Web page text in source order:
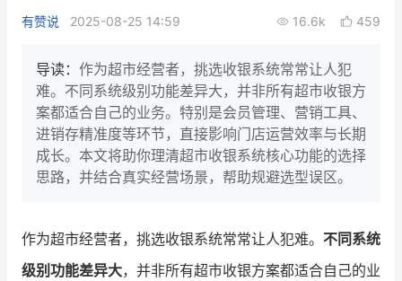
增长产品指南
智库 产品场景库
产品更新动态 帮助中心
品牌消费观
有赞说 2025-08-25 14:59 16.6k 459
导读： 作为超市经营者，挑选收银系统常常让人犯
难。不同系统级别功能差异大，并非所有超市收银方
案都适合自己的业务。特别是会员管理、营销工具、
进销存精准度等环节，直接影响门店运营效率与长期
成长。本文将助你理清超市收银系统核心功能的选择
思路，并结合真实经营场景，帮助规避选型误区。
作为超市经营者，挑选收银系统常常让人犯难。 不同系统
级别功能差异大，并非所有超市收银方案都适合自己的业